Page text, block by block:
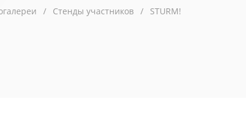
/ Стенды участников / STURM!